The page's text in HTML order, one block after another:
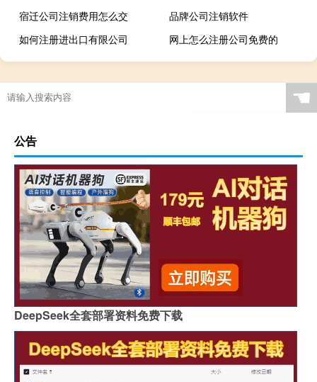
宿迁公司注销费用怎么交
品牌公司注销软件
如何注册进出口有限公司
网上怎么注册公司免费的
☚
公告
DeepSeek全套部署资料免费下载